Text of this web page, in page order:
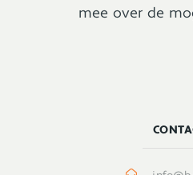
mee over de